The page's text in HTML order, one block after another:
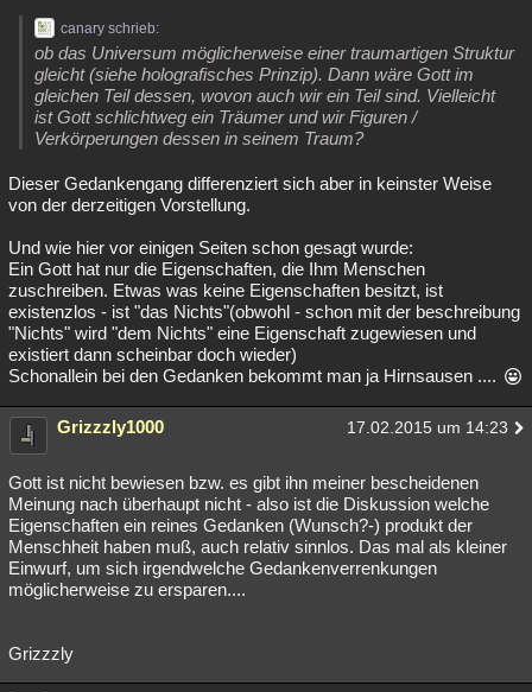
canary schrieb:
ob das Universum möglicherweise einer traumartigen Struktur
gleicht (siehe holografisches Prinzip). Dann wäre Gott im
gleichen Teil dessen, wovon auch wir ein Teil sind. Vielleicht
ist Gott schlichtweg ein Träumer und wir Figuren /
Verkörperungen dessen in seinem Traum?
Dieser Gedankengang differenziert sich aber in keinster Weise
von der derzeitigen Vorstellung.
Und wie hier vor einigen Seiten schon gesagt wurde:
Ein Gott hat nur die Eigenschaften, die Ihm Menschen
zuschreiben. Etwas was keine Eigenschaften besitzt, ist
existenzlos - ist "das Nichts"(obwohl - schon mit der beschreibung
"Nichts" wird "dem Nichts" eine Eigenschaft zugewiesen und
existiert dann scheinbar doch wieder)
Schonallein bei den Gedanken bekommt man ja Hirnsausen ....
Grizzzly1000 17.02.2015 um 14:23
Gott ist nicht bewiesen bzw. es gibt ihn meiner bescheidenen
Meinung nach überhaupt nicht - also ist die Diskussion welche
Eigenschaften ein reines Gedanken (Wunsch?-) produkt der
Menschheit haben muß, auch relativ sinnlos. Das mal als kleiner
Einwurf, um sich irgendwelche Gedankenverrenkungen
möglicherweise zu ersparen....
Grizzzly